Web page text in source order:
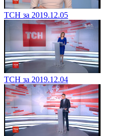
ТСН за 2019.12.05
ТСН за 2019.12.04